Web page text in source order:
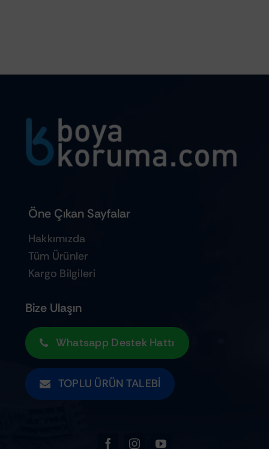
Öne Çıkan Sayfalar
Hakkımızda
Tüm Ürünler
Kargo Bilgileri
Bize Ulaşın
Whatsapp Destek Hattı
TOPLU ÜRÜN TALEBI